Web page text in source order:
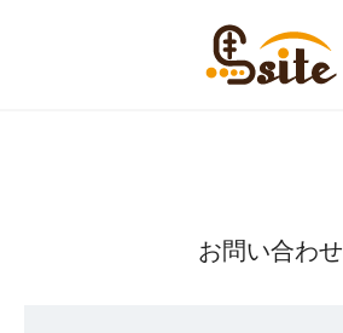
お問い合わせ